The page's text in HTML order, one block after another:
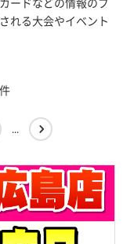
れる大会やイベント
件
...